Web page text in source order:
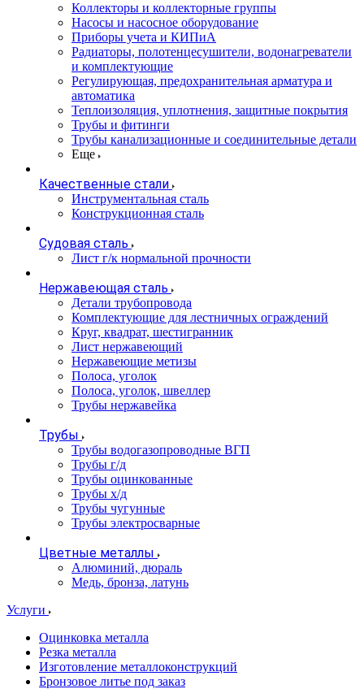
Коллекторы и коллекторные группы
Насосы и насосное оборудование
Приборы учета и КИПиА
Радиаторы, полотенцесушители, водонагреватели
и комплектующие
Регулирующая, предохранительная арматура и
автоматика
Теплоизоляция, уплотнения, защитные покрытия
Трубы и фитинги
Трубы канализационные и соединительные детали
Еще
Качественные стали
Инструментальная сталь
Конструкционная сталь
Судовая сталь
Лист г/к нормальной прочности
Нержавеющая сталь
Детали трубопровода
Комплектующие для лестничных ограждений
Круг, квадрат, шестигранник
Лист нержавеющий
Нержавеющие метизы
Полоса, уголок
Полоса, уголок, швеллер
Трубы нержавейка
Трубы
Трубы водогазопроводные ВГП
Трубы г/д
Трубы оцинкованные
Трубы х/д
Трубы чугунные
Трубы электросварные
Цветные металлы
Алюминий, дюраль
Медь, бронза, латунь
Услуги
Оцинковка металла
Резка металла
Изготовление металлоконструкций
Бронзовое литье под заказ